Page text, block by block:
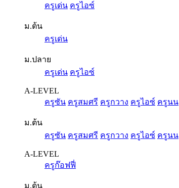
ครูเด่น ครูไอซ์
ม.ต้น
ครูเด่น
ม.ปลาย
ครูเด่น ครูไอซ์
A-LEVEL
ครูซัน ครูสมศรี ครูกวาง ครูไอซ์ ครูนน
ม.ต้น
ครูซัน ครูสมศรี ครูกวาง ครูไอซ์ ครูนน
A-LEVEL
ครูก๊อฟฟี่
ม.ต้น